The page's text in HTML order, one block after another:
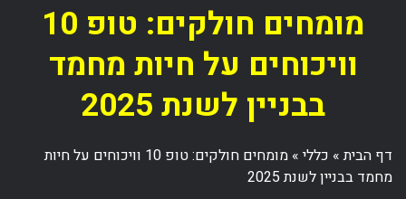
מומחים חולקים: טופ 10
וויכוחים על חיות מחמד
בבניין לשנת 2025
דף הבית» כללי»
מומחים חולקים: טופ 10 וויכוחים על חיות
מחמד בבניין לשנת 2025